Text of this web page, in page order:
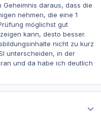
Geheimnis daraus, dass die
nehmen, die eine 1
möglichst gut
kann, desto besser.
nicht zu kurz
unterscheiden, in der
und da habe ich deutlich